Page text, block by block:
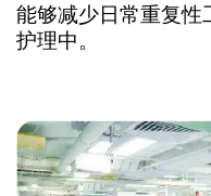
能够减少日常重复性
护理中。